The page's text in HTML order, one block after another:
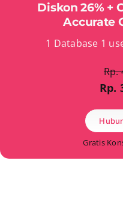
Diskon 26% +
Accurate
1 Database 1
Rp.
Rp.
Gratis